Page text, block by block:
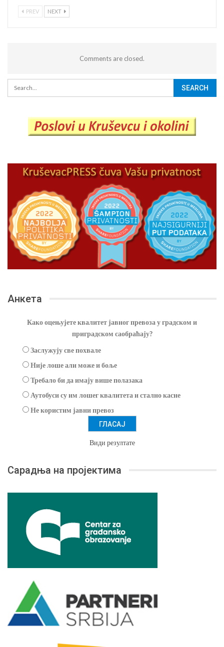
PREV NEXT
Comments are closed.
Анкета
Како оцењујете квалитет јавног превоза у градском и
приградском саобраћају?
Заслужују све похвале
Није лоше али може и боље
Требало би да имају више полазака
Аутобуси су им лошег квалитета и стално касне
Не користим јавни превоз
Види резултате
Сарадња на пројектима